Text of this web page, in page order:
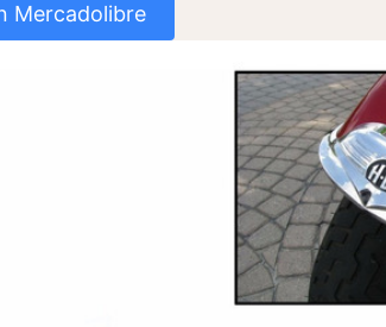
Mercadolibre